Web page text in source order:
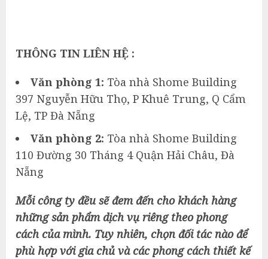
THÔNG TIN LIÊN HỆ :
Văn phòng 1: Tòa nhà Shome Building
397 Nguyễn Hữu Thọ, P Khuê Trung, Q Cẩm
Lệ, TP Đà Nẵng
Văn phòng 2: Tòa nhà Shome Building
110 Đường 30 Tháng 4 Quận Hải Châu, Đà
Nẵng
Mỗi công ty đều sẽ đem đến cho khách hàng
những sản phẩm dịch vụ riêng theo phong
cách của mình. Tuy nhiên, chọn đối tác nào để
phù hợp với gia chủ và các phong cách thiết kế